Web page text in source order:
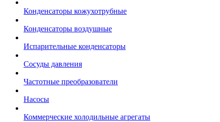
Конденсаторы кожухотрубные
Конденсаторы воздушные
Испарительные конденсаторы
Сосуды давления
Частотные преобразователи
Насосы
Коммерческие холодильные агрегаты